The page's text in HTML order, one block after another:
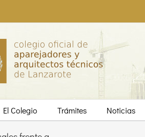
El Colegio Trámites Noticias